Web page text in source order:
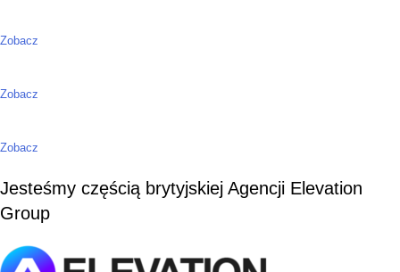
Zobacz
Zobacz
Zobacz
Jesteśmy częścią brytyjskiej Agencji Elevation
Group